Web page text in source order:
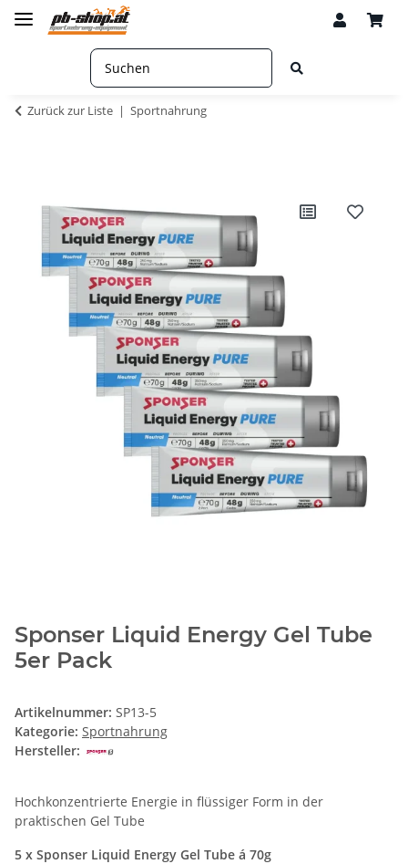
Zurück zur Liste Sportnahrung
Sponser Liquid Energy Gel Tube
5er Pack
Artikelnummer: SP13-5
Kategorie: Sportnahrung
Hersteller:
Hochkonzentrierte Energie in flüssiger Form in der
praktischen Gel Tube
5 x Sponser Liquid Energy Gel Tube á 70g